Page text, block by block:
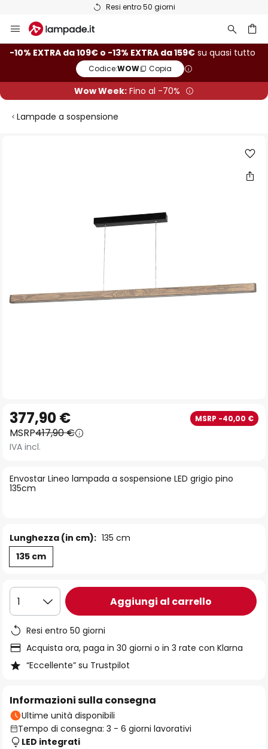
Resi entro 50 giorni
Salta
al
contenuto
-10% EXTRA da 109€ o -13% EXTRA da 159€ su quasi tutto
Codice:WOW Copia
Wow Week: Fino al -70%
Lampade a sospensione
all'inizio
della
galleria
immagini
Envostar Lineo lampada a sospensione LED grigio pino
135cm
377,90 € MSRP -40,00 €
MSRP417,90 €
IVA incl.
Lunghezza (in cm): 135 cm
135 cm
1 Aggiungi al carrello
Resi entro 50 giorni
Acquista ora, paga in 30 giorni o in 3 rate con Klarna
“Eccellente” su Trustpilot
Informazioni sulla consegna
Ultime unità disponibili
Tempo di consegna: 3 - 6 giorni lavorativi
LED integrati